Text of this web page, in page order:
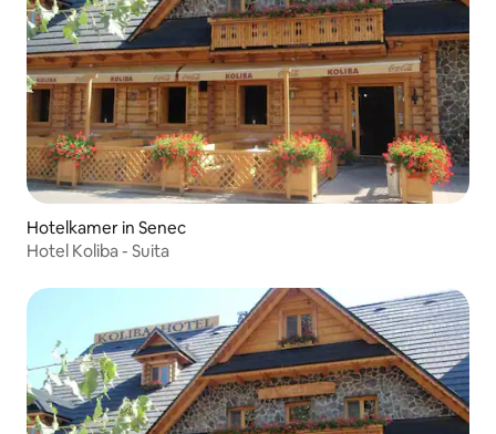
Hotelkamer in Senec
Hotel Koliba - Suita